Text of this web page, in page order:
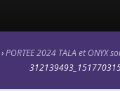
›PORTEE 2024 TALA et